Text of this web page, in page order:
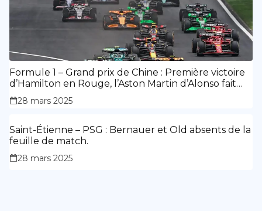
Formule 1 – Grand prix de Chine : Première victoire
d’Hamilton en Rouge, l’Aston Martin d’Alonso fait
des siennes.
28 mars 2025
Saint-Étienne – PSG : Bernauer et Old absents de la
feuille de match.
28 mars 2025